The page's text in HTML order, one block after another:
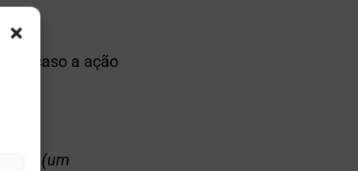
caso a ação
(um